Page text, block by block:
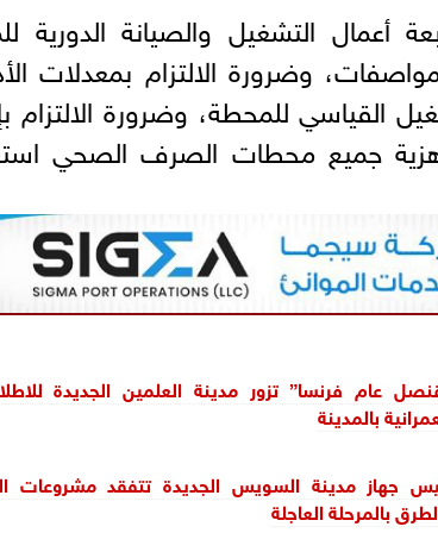
أعمال التشغيل والصيانة الدورية
وضرورة الالتزام بمعدلات
القياسي للمحطة، وضرورة الالتزام
جميع محطات الصرف الصحي
عام فرنسا” تزور مدينة العلمين الجديدة
بالمدينة
جهاز مدينة السويس الجديدة تتفقد مشروعات
بالمرحلة العاجلة